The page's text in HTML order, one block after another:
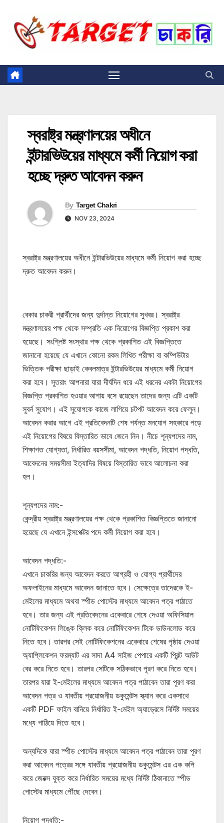
content
স্বরাষ্ট্র মন্ত্রণালয়ের অধীনে
ইন্টারভিউয়ের মাধ্যমে কর্মী নিয়োগ করা
হচ্ছে দ্রুত আবেদন করুন
By Target Chakri
NOV 23, 2024
স্বরাষ্ট্র মন্ত্রণালয়ের অধীনে ইন্টারভিউয়ের মাধ্যমে কর্মী নিয়োগ করা হচ্ছে
দ্রুত আবেদন করুন।
বেকার চাকরী প্রার্থীদের জন্য দুর্দান্ত নিয়োগের সুখবর। স্বরাষ্ট্র
মন্ত্রণালয়ের পক্ষ থেকে সম্প্রতি এক নিয়োগের বিজ্ঞপ্তি প্রকাশ করা
হয়েছে। সংশ্লিষ্ট সংস্থার পক্ষ থেকে প্রকাশিত এই বিজ্ঞপ্তিতে
জানানো হয়েছে যে এখানে কোনো রকম লিখিত পরীক্ষা বা কম্পিউটার
ভিত্তিক পরীক্ষা ছাড়াই কেবলমাত্র ইন্টারভিউয়ের মাধ্যমে কর্মী নিয়োগ
করা হবে। সুতরাং আপনারা যারা দীর্ঘদিন ধরে এই ধরনের একটা নিয়োগের
বিজ্ঞপ্তি প্রকাশিত হওয়ার আশায় বসে রয়েছেন তাদের জন্য এটি একটি
সুবর্ন সুযোগ। এই সুযোগকে কাজে লাগিয়ে চটপট আবেদন করে ফেলুন।
আবেদন করার আগে এই প্রতিবেদনটি শেষ পর্যন্ত মনযোগ সহকারে পড়ে
এই নিয়োগের বিষয়ে বিস্তারিত ভাবে জেনে নিন। নীচে শূন্যপদের নাম,
শিক্ষাগত যোগ্যতা, নির্ধারিত বয়সসীমা, আবেদন পদ্ধতি, নিয়োগ পদ্ধতি,
আবেদনের সময়সীমা ইত্যাদির বিষয়ে বিস্তারিত ভাবে আলোচনা করা
হল।
শূন্যপদের নাম:-
কেন্দ্রীয় স্বরাষ্ট্র মন্ত্রণালয়ের পক্ষ থেকে প্রকাশিত বিজ্ঞপ্তিতে জানানো
হয়েছে যে এখানে ইন্সপেক্টর পদে কর্মী নিয়োগ করা হবে।
আবেদন পদ্ধতি:-
এখানে চাকরির জন্য আবেদন করতে আগ্রহী ও যোগ্য প্রার্থীদের
অফলাইনের মাধ্যমে আবেদন জানাতে হবে। সেক্ষেত্রে তাদেরকে ই-
মেইলের মাধ্যমে অথবা স্পীড পোস্টের মাধ্যমে আবেদন পত্র পাঠাতে
হবে। তার জন্য এই প্রতিবেদনের একেবারে শেষে দেওয়া অফিসিয়াল
নোটিফিকেশন লিঙ্কে ক্লিক করে নোটিফিকেশন টিকে ডাউনলোড করে
নিতে হবে। তারপর সেই নোটিফিকেশনের একেবারে শেষের পৃষ্ঠায় দেওয়া
অ্যাপ্লিকেশন ফরম্যাট এর সাদা A4 সাইজ পেপারে একটি প্রিন্ট আউট
বের করে নিতে হবে। তারপর সেটিকে সঠিকভাবে পূরণ করে নিতে হবে।
তারপর যারা ই-মেইলের মাধ্যমে আবেদন পত্র পাঠাবেন তারা পূরণ করা
আবেদন পত্র ও যাবতীয় প্রয়োজনীয় ডকুমেন্টস স্ক্যান করে একসাথে
একটি PDF ফাইল বানিয়ে নির্ধারিত ই-মেইল অ্যাড্রেসে নির্দিষ্ট সময়ের
মধ্যে পাঠিয়ে দিতে হবে।
অন্যদিকে যারা স্পীড পোস্টের মাধ্যমে আবেদন পত্র পাঠাবেন তারা পূরণ
করা আবেদন পত্রের সঙ্গে যাবতীয় প্রয়োজনীয় ডকুমেন্টস এর এক কপি
করে জেরক্স যুক্ত করে নির্ধারিত সময়ের মধ্যে নির্দিষ্ট ঠিকানাতে স্পীড
পোস্টের মাধ্যমে পৌঁছে দেবেন।
নিয়োগ পদ্ধতি:-